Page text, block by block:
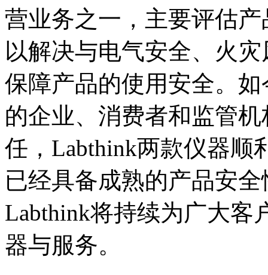
营业务之一，主要评估
以解决与电气安全、火
保障产品的使用安全。
的企业、消费者和监管
任，Labthink两款仪器顺
已经具备成熟的产品安
Labthink将持续为广大客
器与服务。